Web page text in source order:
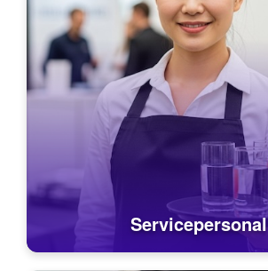
Servicepersonal